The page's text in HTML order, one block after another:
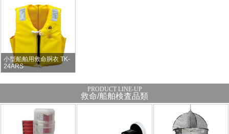
小型船舶用救命胴衣 TK-
24ARS
救命/船舶検査品類